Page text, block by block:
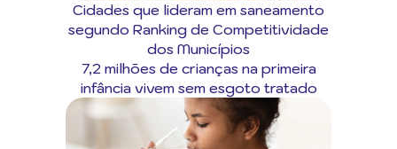
Cidades que lideram em saneamento
segundo Ranking de Competitividade
dos Municípios
7,2 milhões de crianças na primeira
infância vivem sem esgoto tratado